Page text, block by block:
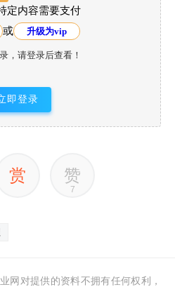
定内容需要支付
或 升级为vip
，请登录后查看！
即登录
赏 赞
7
网对提供的资料不拥有任何权利，